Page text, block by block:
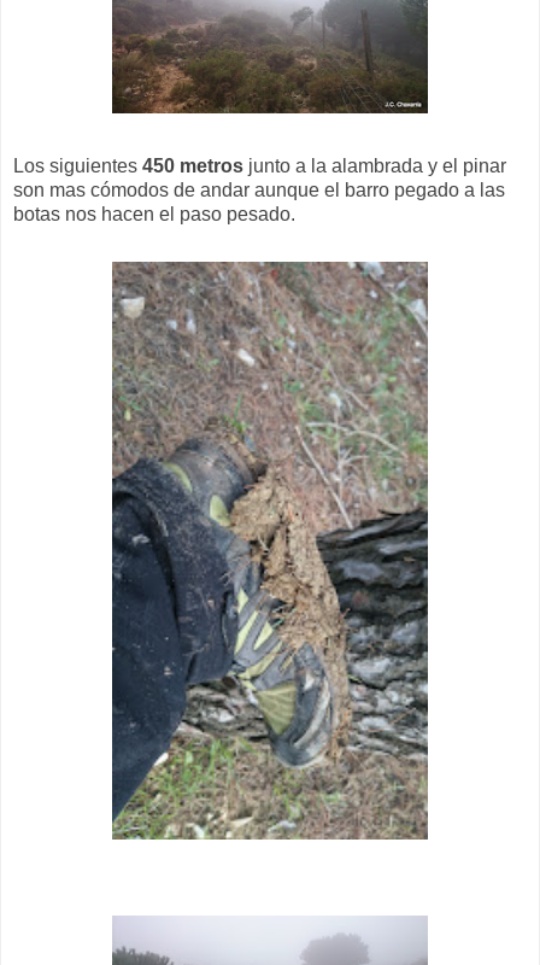
Los siguientes 450 metros junto a la alambrada y el pinar
son mas cómodos de andar aunque el barro pegado a las
botas nos hacen el paso pesado.